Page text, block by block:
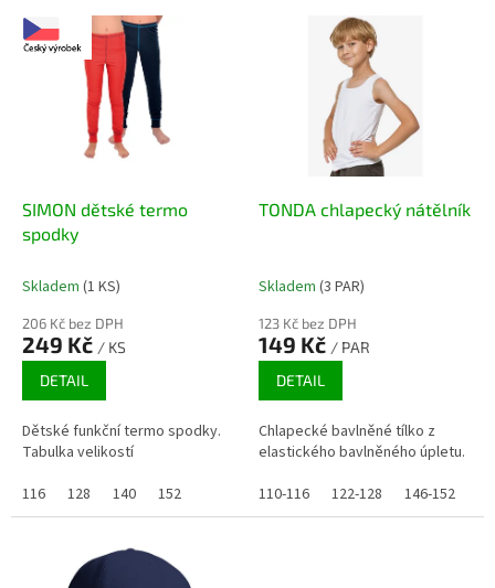
SIMON dětské termo
spodky
Skladem (1 KS)
206 Kč bez DPH
249 Kč / KS
DETAIL
Dětské funkční termo spodky.
Tabulka velikostí
116
128 140 152
TONDA chlapecký nátělník
Skladem (3 PAR)
123 Kč bez DPH
149 Kč / PAR
DETAIL
Chlapecké bavlněné tílko z
elastického bavlněného úpletu.
110-116
122-128 146-152